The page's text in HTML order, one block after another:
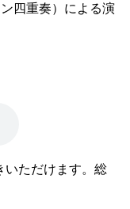
ン四重奏）による演
いただけます。総